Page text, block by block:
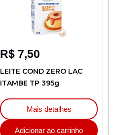
R$ 7,50
LEITE COND ZERO LAC
ITAMBE TP 395g
Mais detalhes
Adicionar ao carrinho